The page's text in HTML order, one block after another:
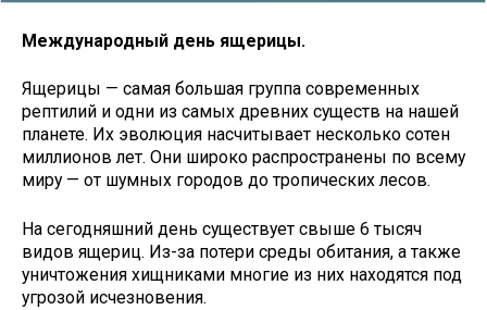
Международный день ящерицы.
Ящерицы — самая большая группа современных
рептилий и одни из самых древних существ на нашей
планете. Их эволюция насчитывает несколько сотен
миллионов лет. Они широко распространены по всему
миру — от шумных городов до тропических лесов.
На сегодняшний день существует свыше 6 тысяч
видов ящериц. Из-за потери среды обитания, а также
уничтожения хищниками многие из них находятся под
угрозой исчезновения.